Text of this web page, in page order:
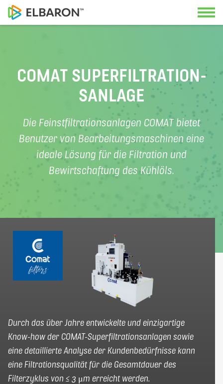
Anwendungen
Lösungen
Service
Über uns
Unterlagen
Kontaktieren Sie uns
Unsere Spezialisten freuen sich, Sie
beraten zu können.
Hauptsitz
+41 22 342 36 50
COMAT SUPERFILTRATION­
SANLAGE
Die Feinstfiltrationsanlagen COMAT bietet
Benutzer von Bearbeitungsmaschinen eine
ideale Lösung für die Filtration und
Bewirtschaftung des Kühlöls.
Durch das über Jahre entwickelte und einzigartige
Know-how der COMAT-Superfiltrationsanlagen sowie
eine detaillierte Analyse der Kundenbedürfnisse kann
eine Filtrationsqualität für die Gesamtdauer des
Filterzyklus von ≤ 3 μm erreicht werden.